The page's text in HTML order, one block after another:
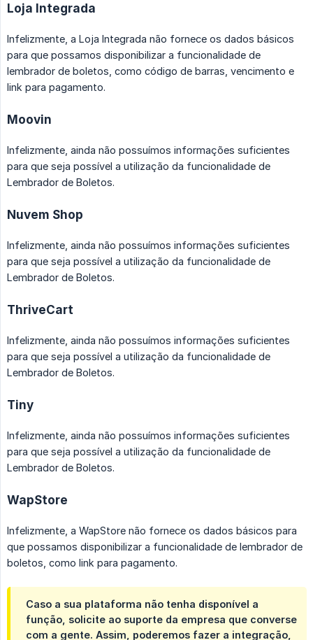
Loja Integrada
Infelizmente, a Loja Integrada não fornece os dados básicos
para que possamos disponibilizar a funcionalidade de
lembrador de boletos, como código de barras, vencimento e
link para pagamento.
Moovin
Infelizmente, ainda não possuímos informações suficientes
para que seja possível a utilização da funcionalidade de
Lembrador de Boletos.
Nuvem Shop
Infelizmente, ainda não possuímos informações suficientes
para que seja possível a utilização da funcionalidade de
Lembrador de Boletos.
ThriveCart
Infelizmente, ainda não possuímos informações suficientes
para que seja possível a utilização da funcionalidade de
Lembrador de Boletos.
Tiny
Infelizmente, ainda não possuímos informações suficientes
para que seja possível a utilização da funcionalidade de
Lembrador de Boletos.
WapStore
Infelizmente, a WapStore não fornece os dados básicos para
que possamos disponibilizar a funcionalidade de lembrador de
boletos, como link para pagamento.
Caso a sua plataforma não tenha disponível a
função, solicite ao suporte da empresa que converse
com a gente. Assim, poderemos fazer a integração,